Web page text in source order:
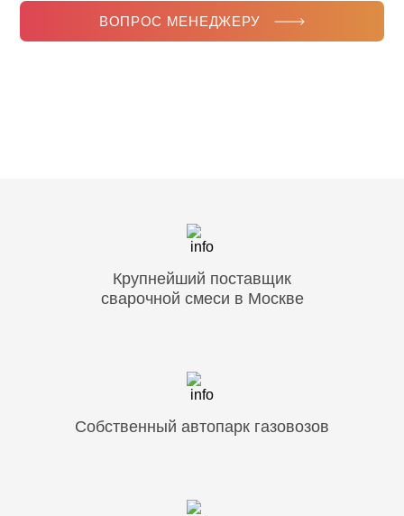
ВОПРОС МЕНЕДЖЕРУ
Крупнейший поставщик
сварочной смеси в Москве
Собственный автопарк газовозов